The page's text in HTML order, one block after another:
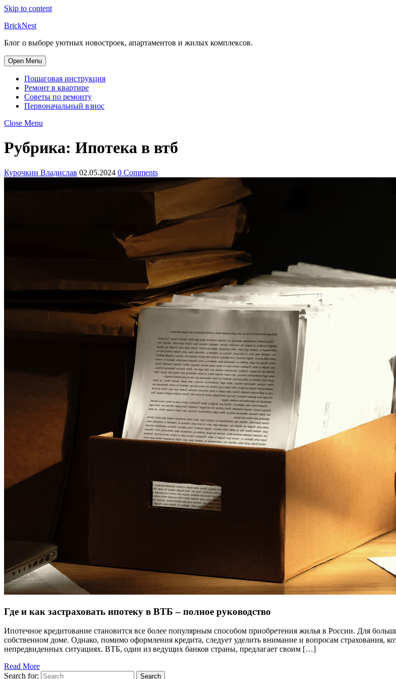
Skip to content
BrickNest
Блог о выборе уютных новостроек, апартаментов и жилых комплексов.
Open Menu
Пошаговая инструкция
Ремонт в квартире
Советы по ремонту
Первоначальный взнос
Close Menu
Рубрика: Ипотека в втб
Курочкин Владислав 02.05.2024 0 Comments
Где и как застраховать ипотеку в ВТБ – полное руководство
Ипотечное кредитование становится все более популярным способом приобретения жилья в России. Для
собственном доме. Однако, помимо оформления кредита, следует уделить внимание и вопросам страхования,
непредвиденных ситуациях. ВТБ, один из ведущих банков страны, предлагает своим […]
Read More
Search for:
Search